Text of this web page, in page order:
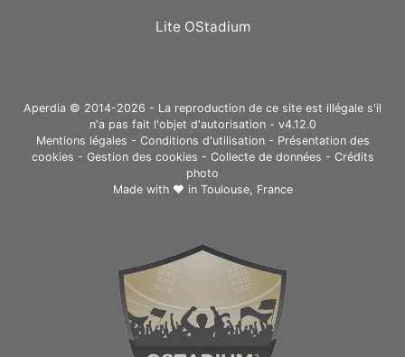
Lite OStadium
Aperdia © 2014-2026 - La reproduction de ce site est illégale s'il
n'a pas fait l'objet d'autorisation - v4.12.0
Mentions légales - Conditions d'utilisation- Présentation des
cookies - Gestion des cookies - Collecte de données - Crédits
photo
Made with ❤ in Toulouse, France